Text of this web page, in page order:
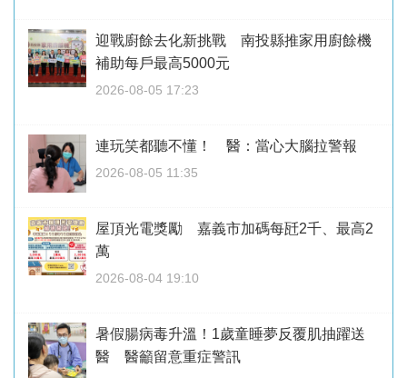
迎戰廚餘去化新挑戰 南投縣推家用廚餘機
補助每戶最高5000元
2026-08-05 17:23
連玩笑都聽不懂！ 醫：當心大腦拉警報
2026-08-05 11:35
屋頂光電獎勵 嘉義市加碼每瓩2千、最高2
萬
2026-08-04 19:10
暑假腸病毒升溫！1歲童睡夢反覆肌抽躍送
醫 醫籲留意重症警訊